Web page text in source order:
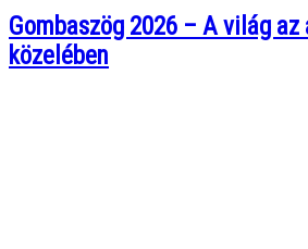
Gombaszög 2026 – A világ
közelében